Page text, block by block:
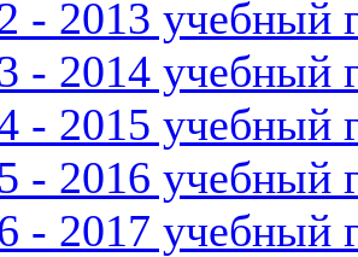
- 2013 учебный
- 2014 учебный
- 2015 учебный
- 2016 учебный
- 2017 учебный